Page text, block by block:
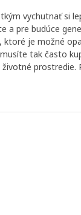
vychutnať si
a pre budúce
je možné
tak často
prostredie.